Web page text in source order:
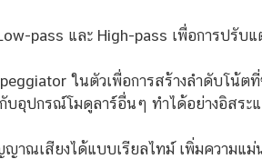
pass และ High-pass เพื่อการปรับแ
ในตัวเพื่อการสร้างลำดับโน้ต
อุปกรณ์โมดูลาร์อื่นๆ ทำได้อย่างอิสระ
ณเสียงได้แบบเรียลไทม์ เพิ่มความแม่